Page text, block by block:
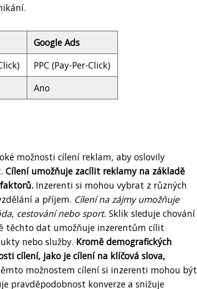
Google Ads
PPC (Pay-Per-Click)
Ano
možnosti cílení reklam, aby oslovily
Cílení umožňuje zacílit reklamy na základě
Inzerenti si mohou vybrat z různých
a příjem. Cílení na zájmy umožňuje
cestování nebo sport. Sklik sleduje chování
těchto dat umožňuje inzerentům cílit
nebo služby. Kromě demografických
cílení, jako je cílení na klíčová slova,
možnostem cílení si inzerenti mohou být
pravděpodobnost konverze a snižuje